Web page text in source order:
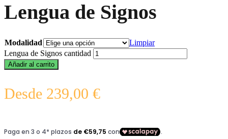
Lengua de Signos
Modalidad
Limpiar
Lengua de Signos cantidad
Añadir al carrito
Desde 239,00 €